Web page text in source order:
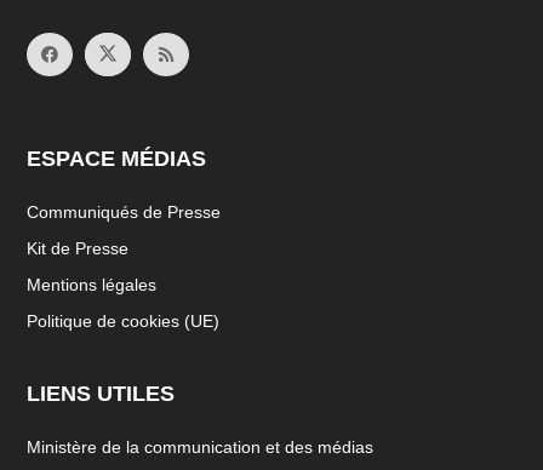
ESPACE MÉDIAS
Communiqués de Presse
Kit de Presse
Mentions légales
Politique de cookies (UE)
LIENS UTILES
Ministère de la communication et des médias